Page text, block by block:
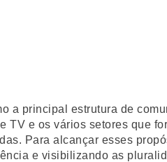
a principal estrutura de
TV e os vários setores que
Para alcançar esses
e visibilizando as